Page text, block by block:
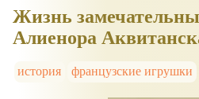
Жизнь
Алиенора
история французские игрушки